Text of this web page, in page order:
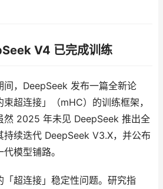
V4 已完成训练
间，DeepSeek 发布一篇全新论
超连接」（mHC）的训练框架，
然 2025 年未见 DeepSeek 推出全
持续迭代 DeepSeek V3.X，并公布
模型铺路。
「超连接」稳定性问题。研究指